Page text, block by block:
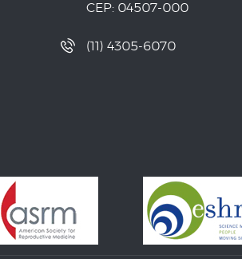
CEP: 04507-000
(11) 4305-6070